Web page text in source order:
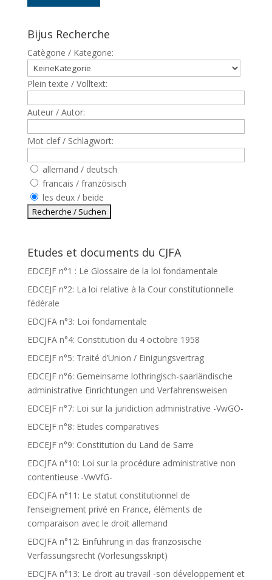
Bijus Recherche
Catègorie / Kategorie:
Plein texte / Volltext:
Auteur / Autor:
Mot clef / Schlagwort:
allemand / deutsch
francais / französisch
les deux / beide
Etudes et documents du CJFA
EDCEJF n°1 : Le Glossaire de la loi fondamentale
EDCEJF n°2: La loi relative à la Cour constitutionnelle
fédérale
EDCJFA n°3: Loi fondamentale
EDCJFA n°4: Constitution du 4 octobre 1958
EDCEJF n°5: Traité d’Union / Einigungsvertrag
EDCEJF n°6: Gemeinsame lothringisch-saarländische
administrative Einrichtungen und Verfahrensweisen
EDCEJF n°7: Loi sur la juridiction administrative -VwGO-
EDCEJF n°8: Etudes comparatives
EDCEJF n°9: Constitution du Land de Sarre
EDCJFA n°10: Loi sur la procédure administrative non
contentieuse -VwVfG-
EDCJFA n°11: Le statut constitutionnel de
l’enseignement privé en France, éléments de
comparaison avec le droit allemand
EDCJFA n°12: Einführung in das französische
Verfassungsrecht (Vorlesungsskript)
EDCJFA n°13: Le droit au travail -son développement et